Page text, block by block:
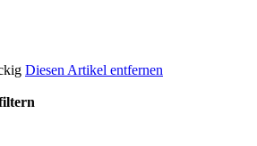
Diesen Artikel entfernen